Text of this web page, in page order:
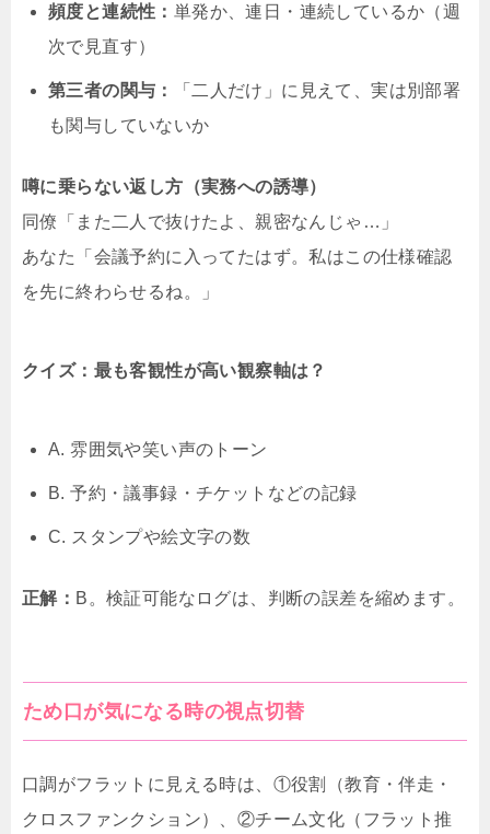
頻度と連続性： 単発か、連日・連続しているか（週
次で見直す）
第三者の関与：
「二人だけ」に見えて、実は別部署
も関与していないか
噂に乗らない返し方（実務への誘導）
同僚「また二人で抜けたよ、親密なんじゃ…」
あなた「会議予約に入ってたはず。私はこの仕様確認
を先に終わらせるね。」
クイズ：最も客観性が高い観察軸は？
A. 雰囲気や笑い声のトーン
B. 予約・議事録・チケットなどの記録
C. スタンプや絵文字の数
正解： B。検証可能なログは、判断の誤差を縮めます。
ため口が気になる時の視点切替
口調がフラットに見える時は、①役割（教育・伴走・
クロスファンクション）、②チーム文化（フラット推